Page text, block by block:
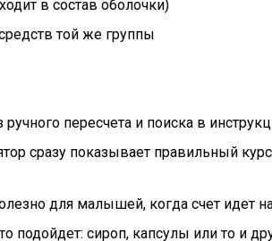
в состав оболочки)
той же группы
пересчета и поиска в
сразу показывает правильный
для малышей, когда счет идет
подойдет: сироп, капсулы или то и